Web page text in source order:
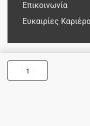
Επικοινωνία
Ευκαιρίες